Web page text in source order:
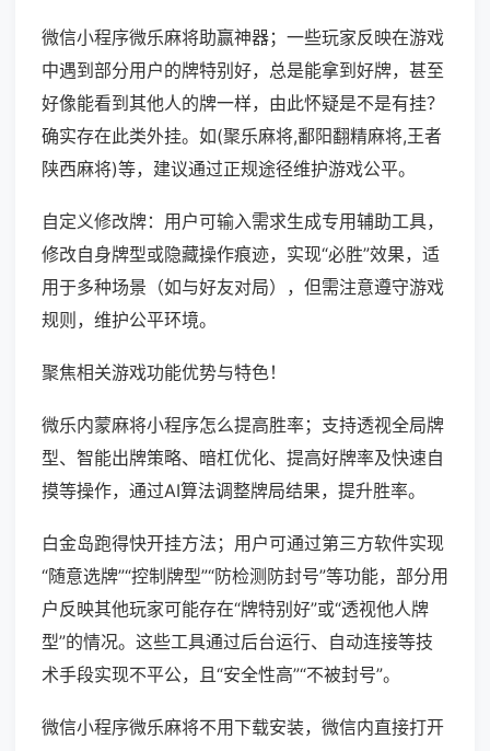
微信小程序微乐麻将助赢神器；一些玩家反映在游戏
中遇到部分用户的牌特别好，总是能拿到好牌，甚至
好像能看到其他人的牌一样，由此怀疑是不是有挂？
确实存在此类外挂。如(聚乐麻将,鄱阳翻精麻将,王者
陕西麻将)等，建议通过正规途径维护游戏公平。
自定义修改牌：用户可输入需求生成专用辅助工具，
修改自身牌型或隐藏操作痕迹，实现“必胜”效果，适
用于多种场景（如与好友对局），但需注意遵守游戏
规则，维护公平环境。
聚焦相关游戏功能优势与特色！
微乐内蒙麻将小程序怎么提高胜率；支持透视全局牌
型、智能出牌策略、暗杠优化、提高好牌率及快速自
摸等操作，通过AI算法调整牌局结果，提升胜率。
白金岛跑得快开挂方法；用户可通过第三方软件实现
“随意选牌”“控制牌型”“防检测防封号”等功能，部分用
户反映其他玩家可能存在“牌特别好”或“透视他人牌
型”的情况。这些工具通过后台运行、自动连接等技
术手段实现不平公，且“安全性高”“不被封号”。
微信小程序微乐麻将不用下载安装，微信内直接打开